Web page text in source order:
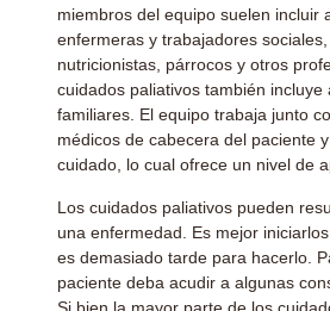
miembros del equipo suelen incluir
enfermeras y trabajadores
nutricionistas, párrocos y otros
cuidados paliativos también
familiares. El equipo trabaja junto
médicos de cabecera del paciente
cuidado, lo cual ofrece un nivel de
Los cuidados paliativos pueden
una enfermedad. Es mejor
es demasiado tarde para hacerlo.
paciente deba acudir a algunas